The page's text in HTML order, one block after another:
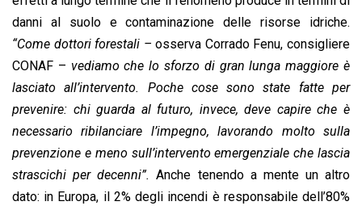
danni al suolo e contaminazione delle risorse idriche.
“Come dottori forestali – osserva Corrado Fenu, consigliere
CONAF – vediamo che lo sforzo di gran lunga maggiore è
lasciato all’intervento. Poche cose sono state fatte per
prevenire: chi guarda al futuro, invece, deve capire che è
necessario ribilanciare l’impegno, lavorando molto sulla
prevenzione e meno sull’intervento emergenziale che lascia
strascichi per decenni”. Anche tenendo a mente un altro
dato: in Europa, il 2% degli incendi è responsabile dell’80%